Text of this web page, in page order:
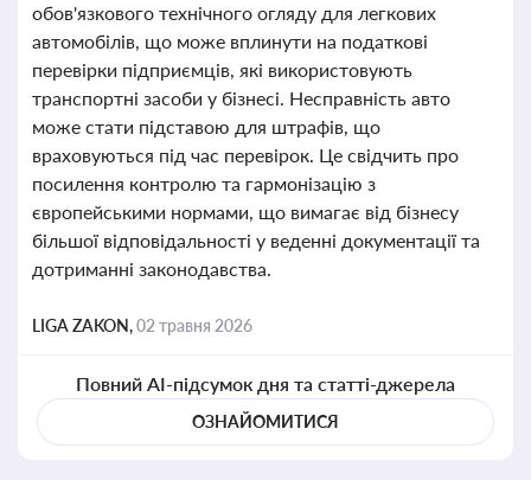
обов'язкового технічного огляду для легкових
автомобілів, що може вплинути на податкові
перевірки підприємців, які використовують
транспортні засоби у бізнесі. Несправність авто
може стати підставою для штрафів, що
враховуються під час перевірок. Це свідчить про
посилення контролю та гармонізацію з
європейськими нормами, що вимагає від бізнесу
більшої відповідальності у веденні документації та
дотриманні законодавства.
LIGA ZAKON,02 травня 2026
Повний AI-підсумок дня та статті-джерела
ОЗНАЙОМИТИСЯ